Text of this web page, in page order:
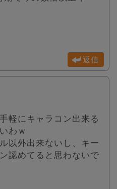
返信
軽にキャラコン出来る
わｗ
以外出来ないし、キー
認めてると思わないで